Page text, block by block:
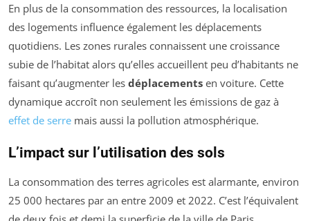
En plus de la consommation des ressources, la localisation
des logements influence également les déplacements
quotidiens. Les zones rurales connaissent une croissance
subie de l’habitat alors qu’elles accueillent peu d’habitants ne
faisant qu’augmenter les déplacements en voiture. Cette
dynamique accroît non seulement les émissions de gaz à
effet de serre mais aussi la pollution atmosphérique.
L’impact sur l’utilisation des sols
La consommation des terres agricoles est alarmante, environ
25 000 hectares par an entre 2009 et 2022. C’est l’équivalent